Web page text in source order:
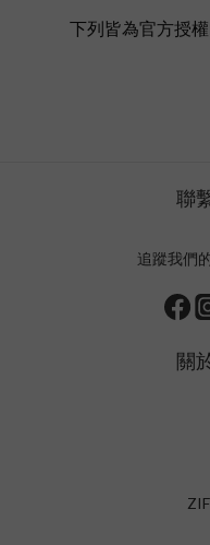
下列皆為官方授
聯
追蹤我們
關